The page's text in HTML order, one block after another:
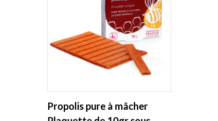
Propolis pure à mâcher